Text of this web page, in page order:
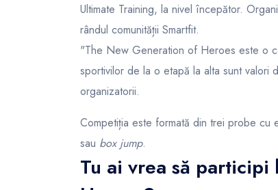
Ultimate Training, la nivel începător.
rândul comunității Smartfit.
"The New Generation of Heroes este o
sportivilor de la o etapă la alta sunt valori
organizatorii.
Competiția este formată din trei probe cu
sau box jump.
Tu ai vrea să